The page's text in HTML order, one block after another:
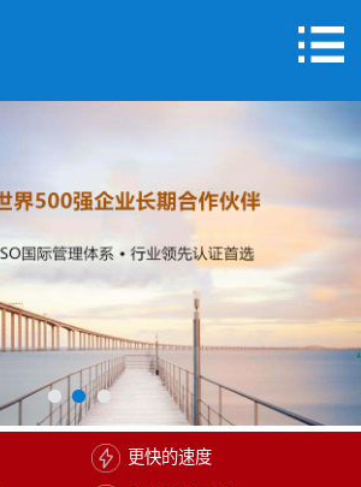
更快的速度